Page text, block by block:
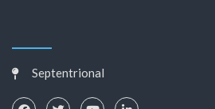
Septentrional